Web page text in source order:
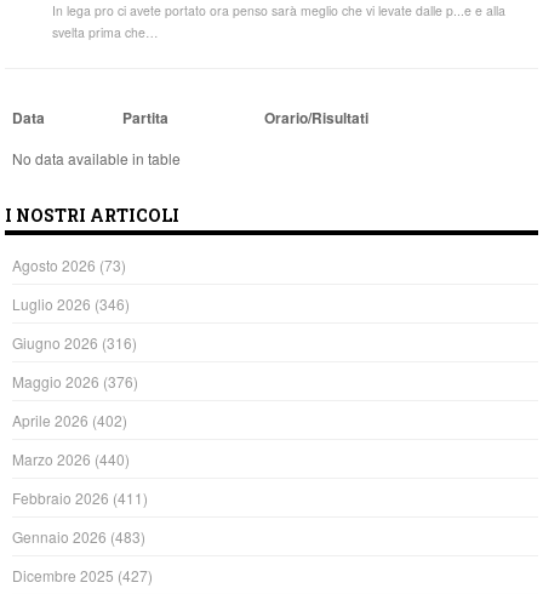
In lega pro ci avete portato ora penso sarà meglio che vi levate dalle p...e e alla
svelta prima che…
Data Partita Orario/Risultati
No data available in table
I NOSTRI ARTICOLI
Agosto 2026 (73)
Luglio 2026 (346)
Giugno 2026 (316)
Maggio 2026 (376)
Aprile 2026 (402)
Marzo 2026 (440)
Febbraio 2026 (411)
Gennaio 2026 (483)
Dicembre 2025 (427)